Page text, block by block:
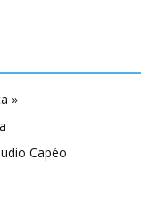
»
Capéo